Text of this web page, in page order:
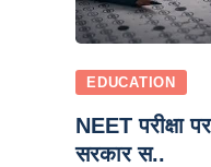
EDUCATION
NEET परीक्षा
सरकार स..